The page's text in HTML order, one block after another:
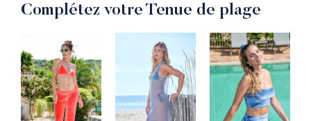
Complétez votre Tenue de plage